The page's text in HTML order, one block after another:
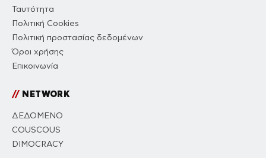
Ταυτότητα
Πολιτική Cookies
Πολιτική προστασίας δεδομένων
Όροι χρήσης
Επικοινωνία
//NETWORK
ΔΕΔΟΜΕΝΟ
COUSCOUS
DIMOCRACY